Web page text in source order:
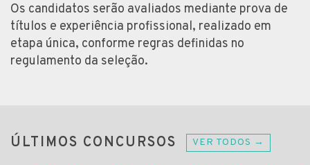
Os candidatos serão avaliados mediante prova de
títulos e experiência profissional, realizado em
etapa única, conforme regras definidas no
regulamento da seleção.
ÚLTIMOS CONCURSOS VER TODOS →